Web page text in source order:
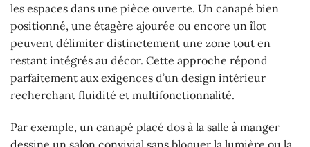
les espaces dans une pièce ouverte. Un canapé bien
positionné, une étagère ajourée ou encore un îlot
peuvent délimiter distinctement une zone tout en
restant intégrés au décor. Cette approche répond
parfaitement aux exigences d’un design intérieur
recherchant fluidité et multifonctionnalité.
Par exemple, un canapé placé dos à la salle à manger
dessine un salon convivial sans bloquer la lumière ou la